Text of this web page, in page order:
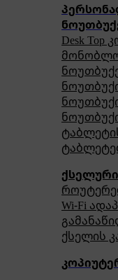
Desk Top
Wi-Fi
ქსელის